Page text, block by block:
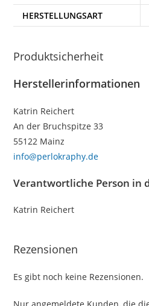
HERSTELLUNGSART
Produktsicherheit
Herstellerinformationen
Katrin Reichert
An der Bruchspitze 33
55122 Mainz
info@perlokraphy.de
Verantwortliche Person in
Katrin Reichert
Rezensionen
Es gibt noch keine Rezensionen.
Nur angemeldete Kunden, die